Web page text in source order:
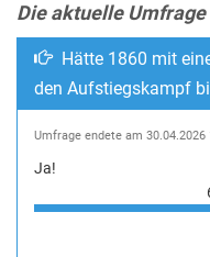
Die aktuelle Umfrage
Hätte 1860 mit
den Aufstiegskampf
Umfrage endete am 30.04.2026
Ja!